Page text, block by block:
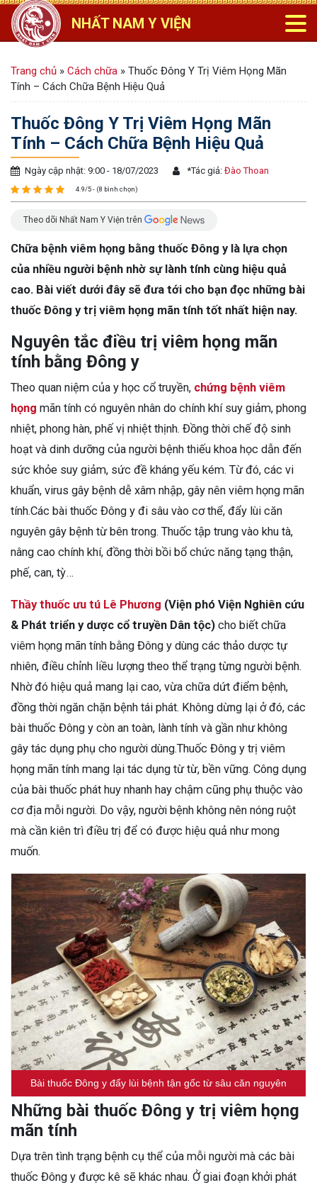
NHẤT NAM Y VIỆN
Trang chủ » Cách chữa » Thuốc Đông Y Trị Viêm Họng Mãn
Tính – Cách Chữa Bệnh Hiệu Quả
Thuốc Đông Y Trị Viêm Họng Mãn
Tính – Cách Chữa Bệnh Hiệu Quả
Ngày cập nhật: 9:00 - 18/07/2023 *Tác giả: Đào Thoan
4.9/5 - (8 bình chọn)
Theo dõi Nhất Nam Y Viện trên
Chữa bệnh viêm họng bằng thuốc Đông y là lựa chọn
của nhiều người bệnh nhờ sự lành tính cùng hiệu quả
cao. Bài viết dưới đây sẽ đưa tới cho bạn đọc những bài
thuốc Đông y trị viêm họng mãn tính tốt nhất hiện nay.
Nguyên tắc điều trị viêm họng mãn
tính bằng Đông y
Theo quan niệm của y học cổ truyền, chứng bệnh viêm
họng mãn tính có nguyên nhân do chính khí suy giảm, phong
nhiệt, phong hàn, phế vị nhiệt thịnh. Đồng thời chế độ sinh
hoạt và dinh dưỡng của người bệnh thiếu khoa học dẫn đến
sức khỏe suy giảm, sức đề kháng yếu kém. Từ đó, các vi
khuẩn, virus gây bệnh dễ xâm nhập, gây nên viêm họng mãn
tính.Các bài thuốc Đông y đi sâu vào cơ thể, đẩy lùi căn
nguyên gây bệnh từ bên trong. Thuốc tập trung vào khu tà,
nâng cao chính khí, đồng thời bồi bổ chức năng tạng thận,
phế, can, tỳ…
Thầy thuốc ưu tú Lê Phương (Viện phó Viện Nghiên cứu
& Phát triển y dược cổ truyền Dân tộc) cho biết chữa
viêm họng mãn tính bằng Đông y dùng các thảo dược tự
nhiên, điều chỉnh liều lượng theo thể trạng từng người bệnh.
Nhờ đó hiệu quả mang lại cao, vừa chữa dứt điểm bệnh,
đồng thời ngăn chặn bệnh tái phát. Không dừng lại ở đó, các
bài thuốc Đông y còn an toàn, lành tính và gần như không
gây tác dụng phụ cho người dùng.Thuốc Đông y trị viêm
họng mãn tính mang lại tác dụng từ từ, bền vững. Công dụng
của bài thuốc phát huy nhanh hay chậm cũng phụ thuộc vào
cơ địa mỗi người. Do vậy, người bệnh không nên nóng ruột
mà cần kiên trì điều trị để có được hiệu quả như mong
muốn.
Bài thuốc Đông y đẩy lùi bệnh tận gốc từ sâu căn nguyên
Những bài thuốc Đông y trị viêm họng
mãn tính
Dựa trên tình trạng bệnh cụ thể của mỗi người mà các bài
thuốc Đông y được kê sẽ khác nhau. Ở giai đoạn khởi phát